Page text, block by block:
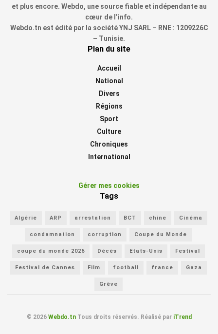
et plus encore. Webdo, une source fiable et indépendante au
cœur de l’info.
Webdo.tn est édité par la société YNJ SARL – RNE : 1209226C
– Tunisie.
Plan du site
Accueil
National
Divers
Régions
Sport
Culture
Chroniques
International
Gérer mes cookies
Tags
Algérie ARP arrestation BCT chine Cinéma
condamnation corruption Coupe du Monde
coupe du monde 2026 Décès Etats-Unis Festival
Festival de Cannes Film football france Gaza
Grève
© 2026 Webdo.tnTous droits réservés. Réalisé par iTrend